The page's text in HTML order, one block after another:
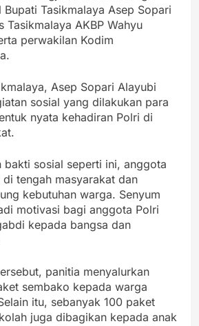
Bupati Tasikmalaya Asep Sopari
Tasikmalaya AKBP Wahyu
perwakilan Kodim
Asep Sopari Alayubi
sosial yang dilakukan para
nyata kehadiran Polri di
bakti sosial seperti ini, anggota
tengah masyarakat dan
kebutuhan warga. Senyum
motivasi bagi anggota Polri
kepada bangsa dan
panitia menyalurkan
sembako kepada warga
itu, sebanyak 100 paket
juga dibagikan kepada anak